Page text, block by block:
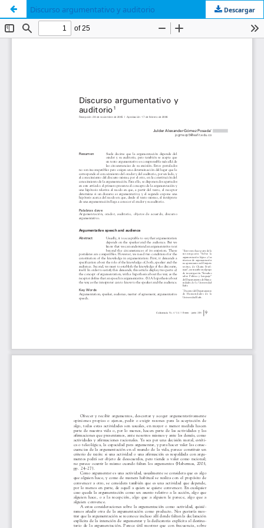
Discurso argumentativo y auditorio Descargar